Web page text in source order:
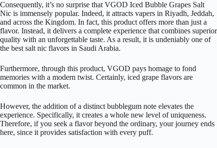
Consequently, it’s no surprise that VGOD Iced Bubble Grapes Salt
Nic is immensely popular. Indeed, it attracts vapers in Riyadh, Jeddah,
and across the Kingdom. In fact, this product offers more than just a
flavor. Instead, it delivers a complete experience that combines superior
quality with an unforgettable taste. As a result, it is undeniably one of
the best salt nic flavors in Saudi Arabia.
Furthermore, through this product, VGOD pays homage to fond
memories with a modern twist. Certainly, iced grape flavors are
common in the market.
However, the addition of a distinct bubblegum note elevates the
experience. Specifically, it creates a whole new level of uniqueness.
Therefore, if you seek a flavor beyond the ordinary, your journey ends
here, since it provides satisfaction with every puff.